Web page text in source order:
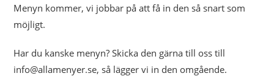
Menyn kommer, vi jobbar på att få in den så snart som
möjligt.
Har du kanske menyn? Skicka den gärna till oss till
info@allamenyer.se, så lägger vi in den omgående.